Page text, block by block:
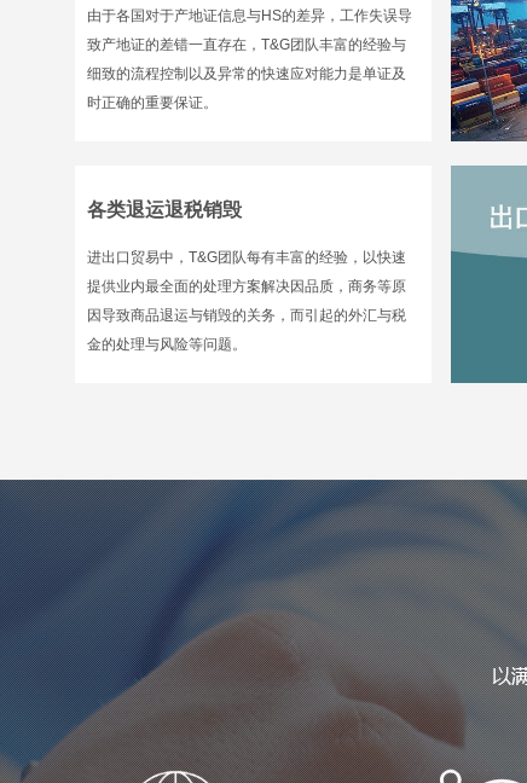
由于各国对于产地证信息与HS的差异，工作失误导
致产地证的差错一直存在，T&G团队丰富的经验与
细致的流程控制以及异常的快速应对能力是单证及
时正确的重要保证。
各类退运退税销毁
进出口贸易中，T&G团队每有丰富的经验，以快速
提供业内最全面的处理方案解决因品质，商务等原
因导致商品退运与销毁的关务，而引起的外汇与税
金的处理与风险等问题。